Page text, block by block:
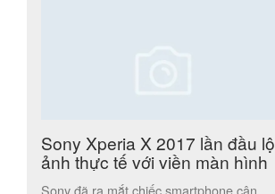
Sony Xperia X 2017 lần đầu lộ
ảnh thực tế với viền màn hình
siêu mỏng
Sony đã ra mắt chiếc smartphone cận